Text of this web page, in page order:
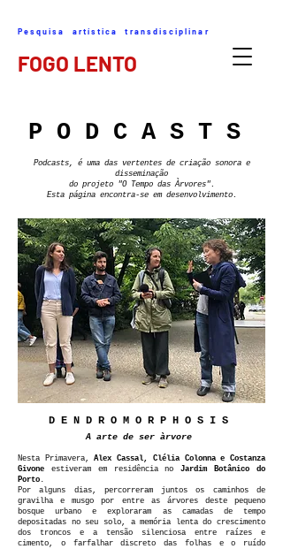
Pesquisa artística transdisciplinar
FOGO LENTO
P O D C A S T S
Podcasts, é uma das vertentes de criação sonora e
disseminação
do projeto "O Tempo das Àrvores".
Esta página encontra-se em desenvolvimento.
D E N D R O M O R P H O S I S
A arte de ser àrvore
Nesta Primavera,Alex Cassal, Clélia Colonna e Costanza
Givone estiveram em residência noJardim Botânico do
Porto .
Por alguns dias, percorreram juntos os caminhos de
gravilha e musgo por entre as árvores deste pequeno
bosque urbano e exploraram as camadas de tempo
depositadas no seu solo, a memória lenta do crescimento
dos troncos e a tensão silenciosa entre raízes e
cimento, o farfalhar discreto das folhas e o ruído